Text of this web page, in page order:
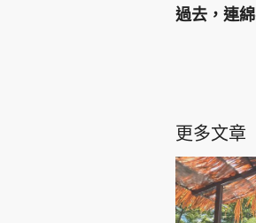
過去，連
更多文章